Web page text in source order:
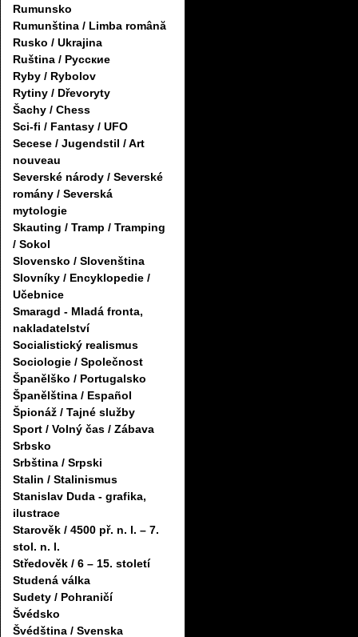
Rumunsko
Rumunština / Limba română
Rusko / Ukrajina
Ruština / Русские
Ryby / Rybolov
Rytiny / Dřevoryty
Šachy / Chess
Sci-fi / Fantasy / UFO
Secese / Jugendstil / Art
nouveau
Severské národy / Severské
romány / Severská
mytologie
Skauting / Tramp / Tramping
/ Sokol
Slovensko / Slovenština
Slovníky / Encyklopedie /
Učebnice
Smaragd - Mladá fronta,
nakladatelství
Socialistický realismus
Sociologie / Společnost
Španělško / Portugalsko
Španělština / Español
Špionáž / Tajné služby
Sport / Volný čas / Zábava
Srbsko
Srbština / Srpski
Stalin / Stalinismus
Stanislav Duda - grafika,
ilustrace
Starověk / 4500 př. n. l. – 7.
stol. n. l.
Středověk / 6 – 15. století
Studená válka
Sudety / Pohraničí
Švédsko
Švédština / Svenska